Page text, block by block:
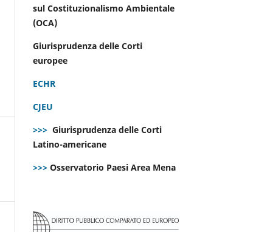
sul Costituzionalismo Ambientale
(OCA)
Giurisprudenza delle Corti
europee
ECHR
CJEU
>>> Giurisprudenza delle Corti
Latino-americane
>>> Osservatorio Paesi Area Mena